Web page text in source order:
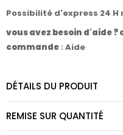
Possibilité d'express 24 H
vous avez besoin d'aide
commande : Aide
DÉTAILS DU PRODUIT
REMISE SUR QUANTITÉ